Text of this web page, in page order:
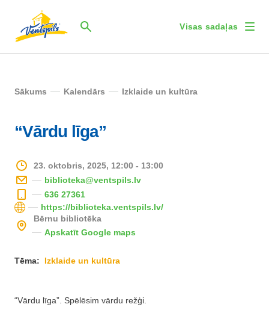
Visas sadaļas
Sākums Kalendārs Izklaide un kultūra
“Vārdu līga”
23. oktobris, 2025, 12:00 - 13:00
biblioteka@ventspils.lv
636 27361
https://biblioteka.ventspils.lv/
Bērnu bibliotēka
Apskatīt Google maps
Tēma: Izklaide un kultūra
“Vārdu līga”. Spēlēsim vārdu režģi.